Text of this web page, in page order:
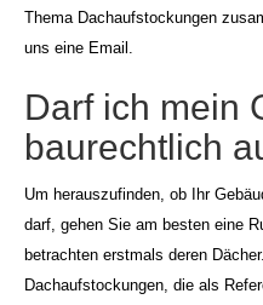
Thema Dachaufstockungen
uns eine Email.
Darf ich mein
baurechtlich
Um herauszufinden, ob Ihr
darf, gehen Sie am besten eine
betrachten erstmals deren
Dachaufstockungen, die als